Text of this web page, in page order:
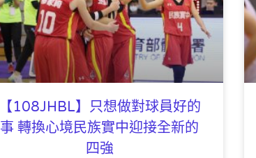
【108JHBL】只想做對球員好的
事 轉換心境民族實中迎接全新的
四強